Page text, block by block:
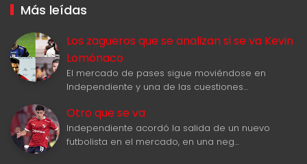
Más leídas
Los zagueros que se analizan si se va Kevin
Lomónaco
El mercado de pases sigue moviéndose en
Independiente y una de las cuestiones…
Otro que se va
Independiente acordó la salida de un nuevo
futbolista en el mercado, en una neg…